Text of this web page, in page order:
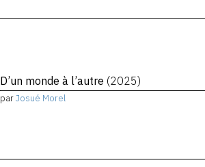
D’un monde à l’autre (2025)
parJosué Morel